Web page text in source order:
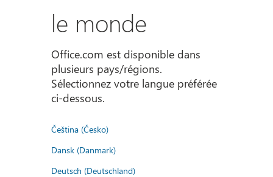
le monde
Office.com est disponible dans
plusieurs pays/régions.
Sélectionnez votre langue préférée
ci-dessous.
Čeština (Česko)
Dansk (Danmark)
Deutsch (Deutschland)